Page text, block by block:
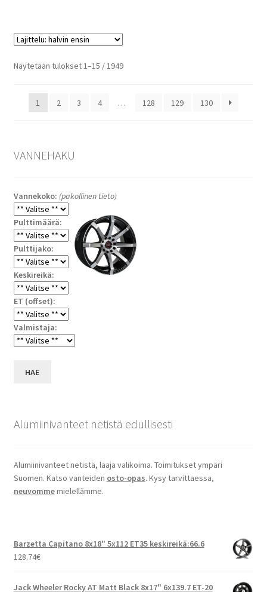
Näytetään tulokset 1–15 / 1949Halvin
1 2 3 4 … 128 129 130
VANNEHAKU
Vannekoko: (pakollinen tieto)
Pulttimäärä:
Pulttijako:
Keskireikä:
ET (offset):
Valmistaja:
HAE
Alumiinivanteet netistä edullisesti
Alumiinivanteet netistä, laaja valikoima. Toimitukset ympäri
Suomen. Katso vanteiden osto-opas. Kysy tarvittaessa,
neuvommemielellämme.
Barzetta Capitano 8x18" 5x112 ET35 keskireikä:66.6
128.74€
Jack Wheeler Rocky AT Matt Black 8x17" 6x139.7 ET-20